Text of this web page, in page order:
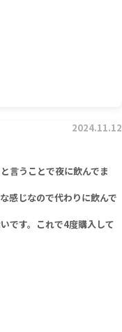
2024.11.12
言うことで夜に飲んでま
感じなので代わりに飲んで
です。これで4度購入して